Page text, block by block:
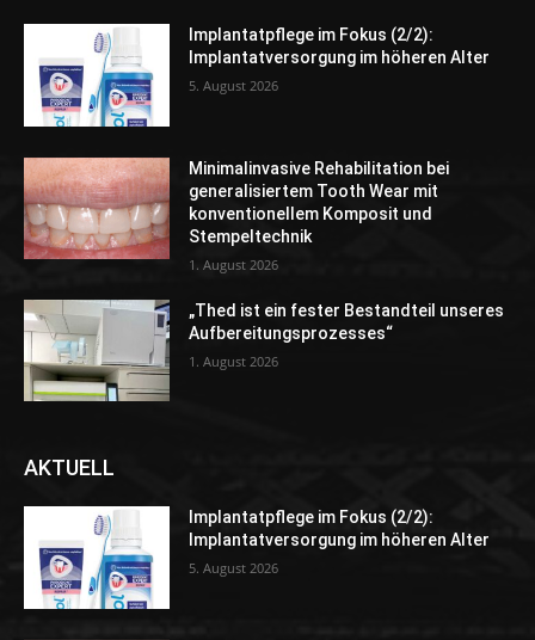
Implantatpflege im Fokus (2/2):
Implantatversorgung im höheren Alter
5. August 2026
Minimalinvasive Rehabilitation bei
generalisiertem Tooth Wear mit
konventionellem Komposit und
Stempeltechnik
1. August 2026
„Thed ist ein fester Bestandteil unseres
Aufbereitungsprozesses“
1. August 2026
AKTUELL
Implantatpflege im Fokus (2/2):
Implantatversorgung im höheren Alter
5. August 2026